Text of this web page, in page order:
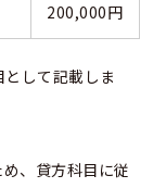
200,000円
して記載しま
、貸方科目に従